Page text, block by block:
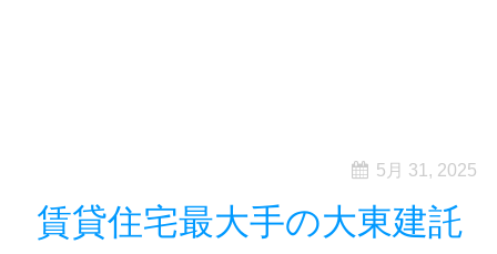
5月 31, 2025
賃貸住宅最大手の大東建託